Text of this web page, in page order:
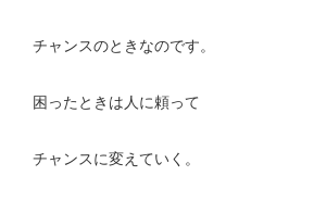
チャンスのときなのです。
困ったときは人に頼って
チャンスに変えていく。